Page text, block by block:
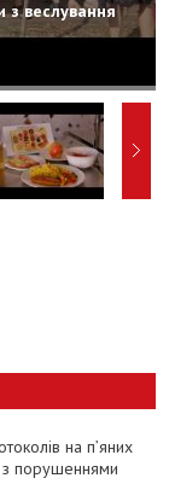
з веслування
на пʼяних
з порушеннями